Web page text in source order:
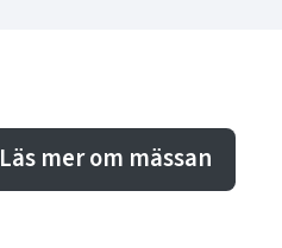
Läs mer om mässan